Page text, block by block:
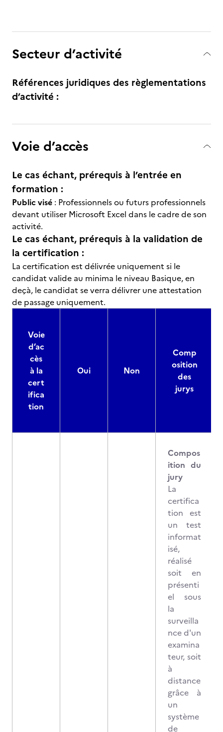
Secteur d’activité
Références juridiques des règlementations
d’activité :
Voie d’accès
Le cas échant, prérequis à l’entrée en
formation :
Public visé : Professionnels ou futurs professionnels
devant utiliser Microsoft Excel dans le cadre de son
activité.
Le cas échant, prérequis à la validation de
la certification :
La certification est délivrée uniquement si le
candidat valide au minima le niveau Basique, en
deçà, le candidat se verra délivrer une attestation
de passage uniquement.
Voie
d’ac
cès
à la
cert
ifica
tion
Oui Non
Comp
osition
des
jurys
Compos
ition du
jury
La
certifica
tion est
un test
informat
isé,
réalisé
soit en
présenti
el sous
la
surveilla
nce d'un
examina
teur, soit
à
distance
grâce à
un
système
de